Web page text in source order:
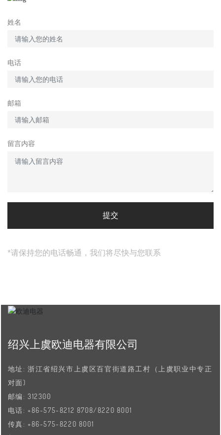
姓名
电话
邮箱
留言内容
提交
*请保持您的电话畅通，我们将尽快与您联系
绍兴上虞欧迪电器有限公司
地址: 浙江省绍兴市上虞区百官街道路工村（上虞职业中专正
对面)
邮编: 312300
电话: +86-575-8212 8708/8220 8001
传真: +86-575-8220 8001